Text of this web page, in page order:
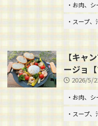
・お肉、
・スープ、
【キャ
ージョ
2026/5/
・お肉、
・スープ、